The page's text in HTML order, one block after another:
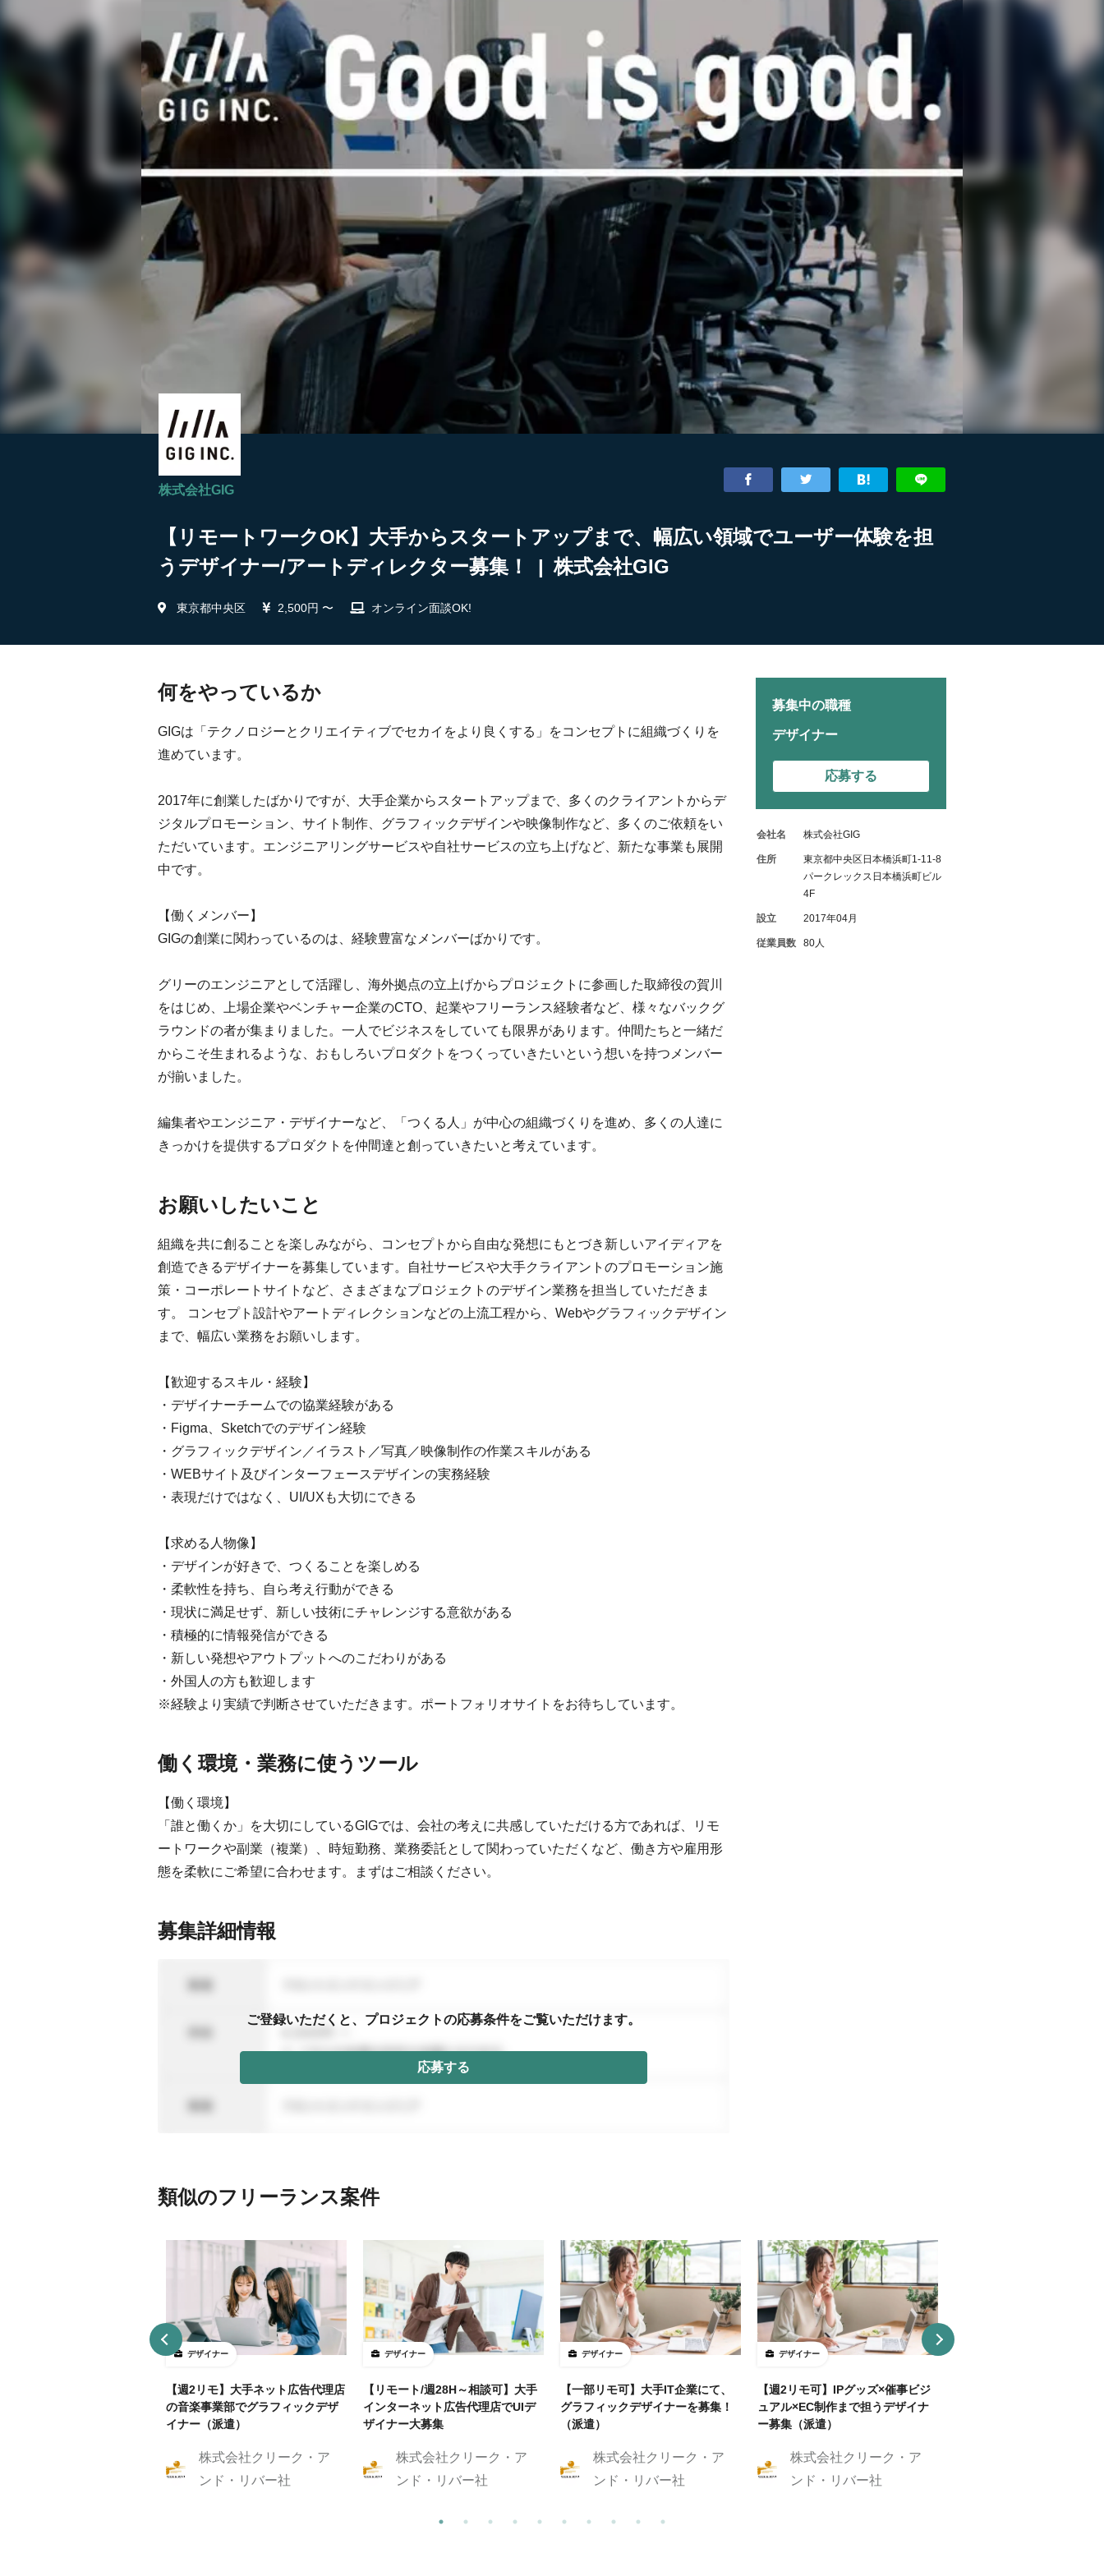
株式会社GIG
【リモートワークOK】大手からスタートアップまで、幅広い領域でユーザー体験を担
うデザイナー/アートディレクター募集！ | 株式会社GIG
東京都中央区 2,500円 〜 オンライン面談OK!
何をやっているか
GIGは「テクノロジーとクリエイティブでセカイをより良くする」をコンセプトに組織づくりを
進めています。
2017年に創業したばかりですが、大手企業からスタートアップまで、多くのクライアントからデ
ジタルプロモーション、サイト制作、グラフィックデザインや映像制作など、多くのご依頼をい
ただいています。エンジニアリングサービスや自社サービスの立ち上げなど、新たな事業も展開
中です。
【働くメンバー】
GIGの創業に関わっているのは、経験豊富なメンバーばかりです。
グリーのエンジニアとして活躍し、海外拠点の立上げからプロジェクトに参画した取締役の賀川
をはじめ、上場企業やベンチャー企業のCTO、起業やフリーランス経験者など、様々なバックグ
ラウンドの者が集まりました。一人でビジネスをしていても限界があります。仲間たちと一緒だ
からこそ生まれるような、おもしろいプロダクトをつくっていきたいという想いを持つメンバー
が揃いました。
編集者やエンジニア・デザイナーなど、「つくる人」が中心の組織づくりを進め、多くの人達に
きっかけを提供するプロダクトを仲間達と創っていきたいと考えています。
お願いしたいこと
組織を共に創ることを楽しみながら、コンセプトから自由な発想にもとづき新しいアイディアを
創造できるデザイナーを募集しています。自社サービスや大手クライアントのプロモーション施
策・コーポレートサイトなど、さまざまなプロジェクトのデザイン業務を担当していただきま
す。 コンセプト設計やアートディレクションなどの上流工程から、Webやグラフィックデザイン
まで、幅広い業務をお願いします。
【歓迎するスキル・経験】
・デザイナーチームでの協業経験がある
・Figma、Sketchでのデザイン経験
・グラフィックデザイン／イラスト／写真／映像制作の作業スキルがある
・WEBサイト及びインターフェースデザインの実務経験
・表現だけではなく、UI/UXも大切にできる
【求める人物像】
・デザインが好きで、つくることを楽しめる
・柔軟性を持ち、自ら考え行動ができる
・現状に満足せず、新しい技術にチャレンジする意欲がある
・積極的に情報発信ができる
・新しい発想やアウトプットへのこだわりがある
・外国人の方も歓迎します
※経験より実績で判断させていただきます。ポートフォリオサイトをお待ちしています。
働く環境・業務に使うツール
【働く環境】
「誰と働くか」を大切にしているGIGでは、会社の考えに共感していただける方であれば、リモ
ートワークや副業（複業）、時短勤務、業務委託として関わっていただくなど、働き方や雇用形
態を柔軟にご希望に合わせます。まずはご相談ください。
募集詳細情報
ご登録いただくと、プロジェクトの応募条件をご覧いただけます。
応募する
募集中の職種
デザイナー
応募する
会社名 株式会社GIG
住所
東京都中央区日本橋浜町1-11-8
パークレックス日本橋浜町ビル
4F
設立 2017年04月
従業員数 80人
類似のフリーランス案件
デザイナー
【週2リモ】大手ネット広告代理店
の音楽事業部でグラフィックデザ
イナー（派遣）
株式会社クリーク・ア
ンド・リバー社
デザイナー
【リモート/週28H～相談可】大手
インターネット広告代理店でUIデ
ザイナー大募集
株式会社クリーク・ア
ンド・リバー社
デザイナー
【一部リモ可】大手IT企業にて、
グラフィックデザイナーを募集！
（派遣）
株式会社クリーク・ア
ンド・リバー社
デザイナー
【週2リモ可】IPグッズ×催事ビジ
ュアル×EC制作まで担うデザイナ
ー募集（派遣）
株式会社クリーク・ア
ンド・リバー社